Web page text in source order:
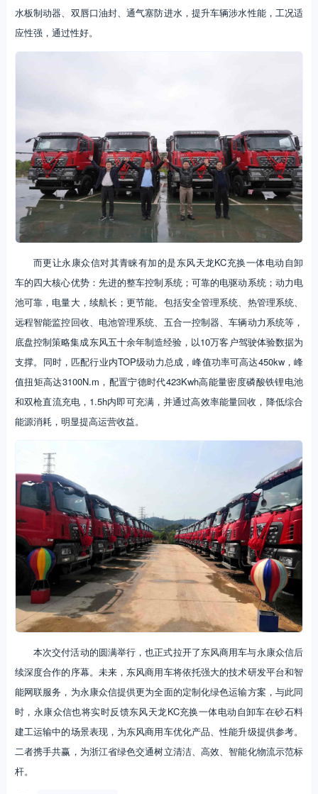
水板制动器、双唇口油封、通气塞防进水，提升车辆涉水性能，工况适
应性强，通过性好。
而更让永康众信对其青睐有加的是东风天龙KC充换一体电动自卸
车的四大核心优势：先进的整车控制系统；可靠的电驱动系统；动力电
池可靠，电量大，续航长；更节能。包括安全管理系统、热管理系统、
远程智能监控回收、电池管理系统、五合一控制器、车辆动力系统等，
底盘控制策略集成东风五十余年制造经验，以10万客户驾驶体验数据为
支撑。同时，匹配行业内TOP级动力总成，峰值功率可高达450kw，峰
值扭矩高达3100N.m，配置宁德时代423Kwh高能量密度磷酸铁锂电池
和双枪直流充电，1.5h内即可充满，并通过高效率能量回收，降低综合
能源消耗，明显提高运营收益。
本次交付活动的圆满举行，也正式拉开了东风商用车与永康众信后
续深度合作的序幕。未来，东风商用车将依托强大的技术研发平台和智
能网联服务，为永康众信提供更为全面的定制化绿色运输方案，与此同
时，永康众信也将实时反馈东风天龙KC充换一体电动自卸车在砂石料
建工运输中的场景表现，为东风商用车优化产品、性能升级提供参考。
二者携手共赢，为浙江省绿色交通树立清洁、高效、智能化物流示范标
杆。